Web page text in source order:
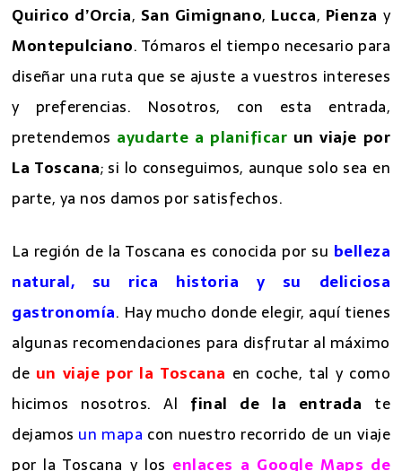
Quirico d’Orcia, San Gimignano, Lucca, Pienza y
Montepulciano. Tómaros el tiempo necesario para
diseñar una ruta que se ajuste a vuestros intereses
y preferencias. Nosotros, con esta entrada,
pretendemos ayudarte a planificar un viaje por
La Toscana; si lo conseguimos, aunque solo sea en
parte, ya nos damos por satisfechos.
La región de la Toscana es conocida por su belleza
natural, su rica historia y su deliciosa
gastronomía. Hay mucho donde elegir, aquí tienes
algunas recomendaciones para disfrutar al máximo
de un viaje por la Toscana en coche, tal y como
hicimos nosotros. Al final de la entrada te
dejamos un mapa con nuestro recorrido de un viaje
por la Toscana y los enlaces a Google Maps de